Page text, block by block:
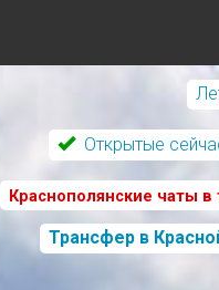
Открытые
Краснополянские чаты в
Трансфер в